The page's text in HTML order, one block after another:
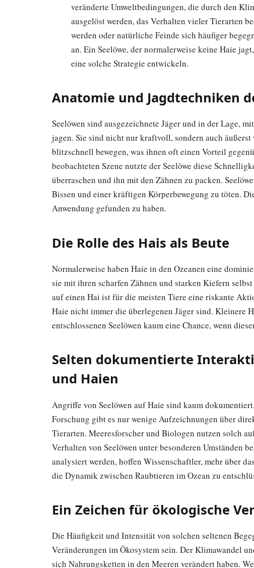
veränderte Umweltbedingungen, die durch den
ausgelöst werden, das Verhalten vieler Tierarten
werden oder natürliche Feinde sich häufiger
an. Ein Seelöwe, der normalerweise keine Haie
eine solche Strategie entwickeln.
Anatomie und Jagdtechniken
Seelöwen sind ausgezeichnete Jäger und in der Lage,
jagen. Sie sind nicht nur kraftvoll, sondern auch
blitzschnell bewegen, was ihnen oft einen Vorteil
beobachteten Szene nutzte der Seelöwe diese
überraschen und ihn mit den Zähnen zu packen.
Bissen und einer kräftigen Körperbewegung zu töten.
Anwendung gefunden zu haben.
Die Rolle des Hais als Beute
Normalerweise haben Haie in den Ozeanen eine
sie mit ihren scharfen Zähnen und starken Kiefern
auf einen Hai ist für die meisten Tiere eine riskante
Haie nicht immer die überlegenen Jäger sind. Kleinere
entschlossenen Seelöwen kaum eine Chance, wenn
Selten dokumentierte
und Haien
Angriffe von Seelöwen auf Haie sind kaum
Forschung gibt es nur wenige Aufzeichnungen über
Tierarten. Meeresforscher und Biologen nutzen solch
Verhalten von Seelöwen unter besonderen Umständen
analysiert werden, hoffen Wissenschaftler, mehr über
die Dynamik zwischen Raubtieren im Ozean zu
Ein Zeichen für ökologische
Die Häufigkeit und Intensität von solchen seltenen
Veränderungen im Ökosystem sein. Der Klimawandel
sich Nahrungsketten in den Meeren verändert haben.